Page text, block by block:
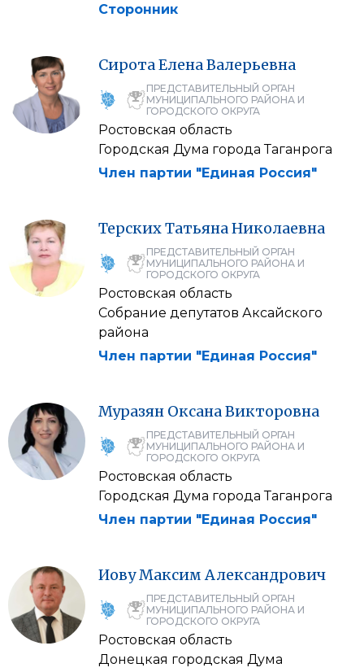
Сторонник
СиротаЕленаВалерьевна
ПРЕДСТАВИТЕЛЬНЫЙ ОРГАН
МУНИЦИПАЛЬНОГО РАЙОНА И
ГОРОДСКОГО ОКРУГА
Ростовская область
Городская Дума города Таганрога
Член партии "Единая Россия"
ТерскихТатьянаНиколаевна
ПРЕДСТАВИТЕЛЬНЫЙ ОРГАН
МУНИЦИПАЛЬНОГО РАЙОНА И
ГОРОДСКОГО ОКРУГА
Ростовская область
Собрание депутатов Аксайского
района
Член партии "Единая Россия"
Муразян ОксанаВикторовна
ПРЕДСТАВИТЕЛЬНЫЙ ОРГАН
МУНИЦИПАЛЬНОГО РАЙОНА И
ГОРОДСКОГО ОКРУГА
Ростовская область
Городская Дума города Таганрога
Член партии "Единая Россия"
ИовуМаксим Александрович
ПРЕДСТАВИТЕЛЬНЫЙ ОРГАН
МУНИЦИПАЛЬНОГО РАЙОНА И
ГОРОДСКОГО ОКРУГА
Ростовская область
Донецкая городская Дума